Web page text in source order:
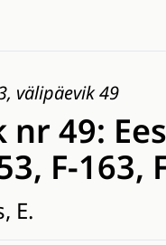
välipäevik 49
nr 49:
F-163,
E.